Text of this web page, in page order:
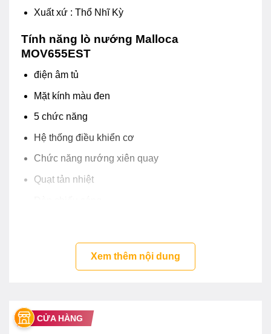
Xuất xứ : Thổ Nhĩ Kỳ
Tính năng lò nướng Malloca
MOV655EST
điện âm tủ
Mặt kính màu đen
5 chức năng
Hệ thống điều khiển cơ
Chức năng nướng xiên quay
Quạt tản nhiệt
Xem thêm nội dung
CỬA HÀNG